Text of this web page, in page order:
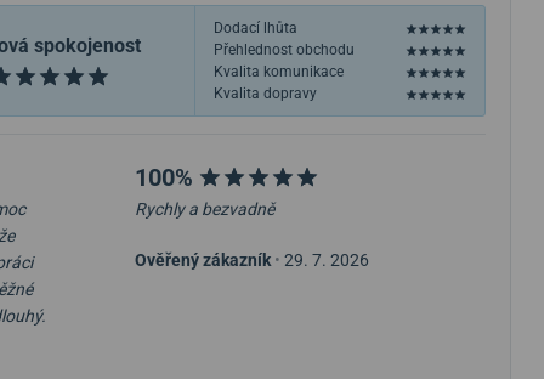
spokojenost
Dodací lhůta
Přehlednost obchodu
Kvalita komunikace
Kvalita dopravy
100%
Rychly a bezvadně
Ověřený zákazník • 29. 7. 2026